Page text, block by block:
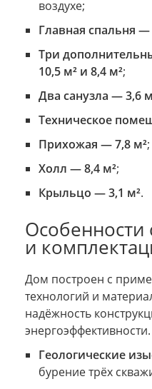
воздухе;
Главная спальня —
Три
10,5 м² и 8,4 м²;
Два санузла — 3,6
Техническое
Прихожая — 7,8 м²;
Холл — 8,4 м²;
Крыльцо — 3,1 м².
Особенности
и
Дом построен с
технологий и
надёжность
энергоэффективности.
Геологические
бурение трёх